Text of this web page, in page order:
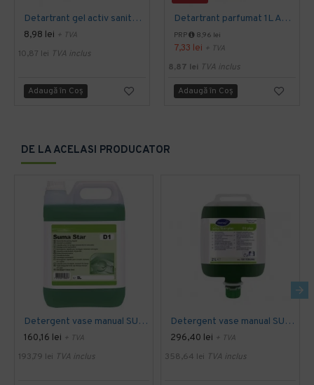
Detartrant gel activ sanitarizant 750ml AQAS
8,98 lei + TVA
10,87 lei TVA inclus
Adaugă în Coş
Detartrant parfumat 1L AQAS
PRP 8,96 lei
7,33 lei + TVA
8,87 lei TVA inclus
Adaugă în Coş
DE LA ACELASI PRODUCATOR
Detergent vase manual SUMA STAR D1, Diversey, 5L
160,16 lei + TVA
193,79 lei TVA inclus
Detergent vase manual SUMA STAR D1 Plus, Diversey, 2L
296,40 lei + TVA
358,64 lei TVA inclus